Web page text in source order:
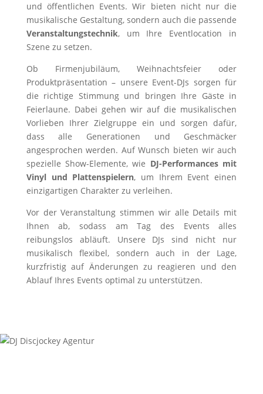
und öffentlichen Events. Wir bieten nicht nur die
musikalische Gestaltung, sondern auch die passende
Veranstaltungstechnik, um Ihre Eventlocation in
Szene zu setzen.
Ob Firmenjubiläum, Weihnachtsfeier oder
Produktpräsentation – unsere Event-DJs sorgen für
die richtige Stimmung und bringen Ihre Gäste in
Feierlaune. Dabei gehen wir auf die musikalischen
Vorlieben Ihrer Zielgruppe ein und sorgen dafür,
dass alle Generationen und Geschmäcker
angesprochen werden. Auf Wunsch bieten wir auch
spezielle Show-Elemente, wie DJ-Performances mit
Vinyl und Plattenspielern, um Ihrem Event einen
einzigartigen Charakter zu verleihen.
Vor der Veranstaltung stimmen wir alle Details mit
Ihnen ab, sodass am Tag des Events alles
reibungslos abläuft. Unsere DJs sind nicht nur
musikalisch flexibel, sondern auch in der Lage,
kurzfristig auf Änderungen zu reagieren und den
Ablauf Ihres Events optimal zu unterstützen.